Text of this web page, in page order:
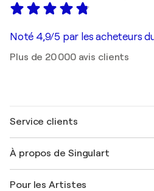
Noté 4,9/5 par les acheteurs
Plus de 20 000 avis clients
Service clients
Expédition
À propos de Singulart
FAQ
Pour les Artistes